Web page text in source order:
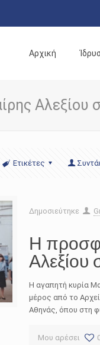
Αρχική
Αλεξίου
Ετικέτες
Δημοσιεύτηκε
Η
Αλεξίου
Η αγαπητή κυρία
μέρος από το
Αθηνάς, όπου στη
Μου αρέσει